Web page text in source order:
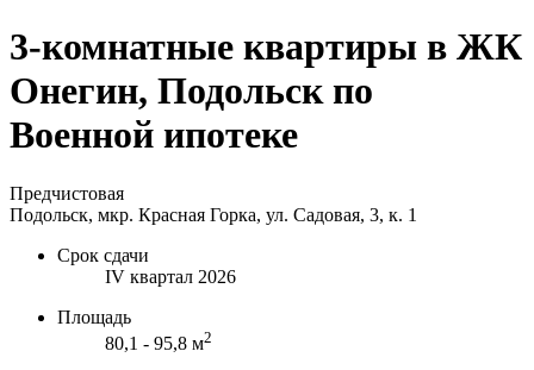
3-комнатные квартиры в ЖК
Онегин, Подольск по
Военной ипотеке
Предчистовая
Подольск, мкр. Красная Горка, ул. Садовая, 3, к. 1
Срок сдачи
IV квартал 2026
Площадь
80,1 - 95,8 м2